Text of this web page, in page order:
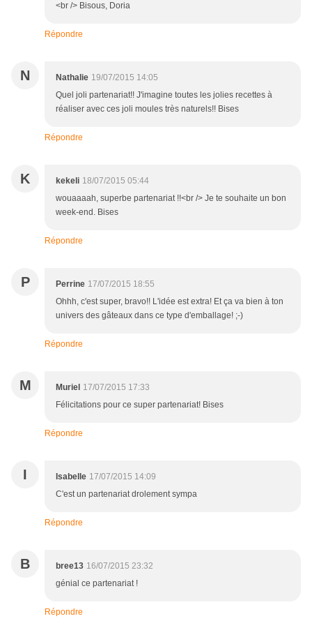
<br /> Bisous, Doria
Répondre
N Nathalie 19/07/2015 14:05
Quel joli partenariat!! J'imagine toutes les jolies recettes à
réaliser avec ces joli moules très naturels!! Bises
Répondre
K kekeli 18/07/2015 05:44
wouaaaah, superbe partenariat !!<br /> Je te souhaite un bon
week-end. Bises
Répondre
P Perrine 17/07/2015 18:55
Ohhh, c'est super, bravo!! L'idée est extra! Et ça va bien à ton
univers des gâteaux dans ce type d'emballage! ;-)
Répondre
M Muriel 17/07/2015 17:33
Félicitations pour ce super partenariat! Bises
Répondre
I Isabelle 17/07/2015 14:09
C'est un partenariat drolement sympa
Répondre
B bree13 16/07/2015 23:32
génial ce partenariat !
Répondre